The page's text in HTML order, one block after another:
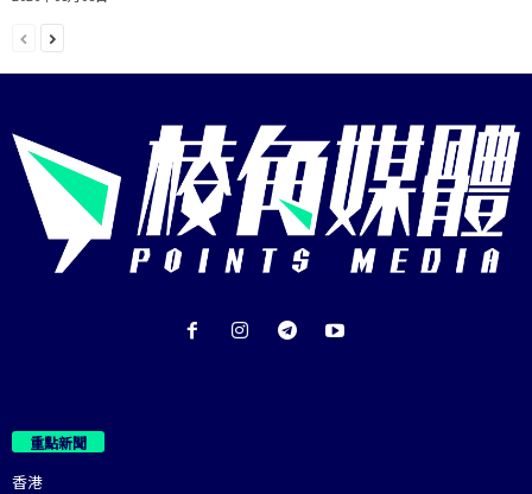
重點新聞
香港